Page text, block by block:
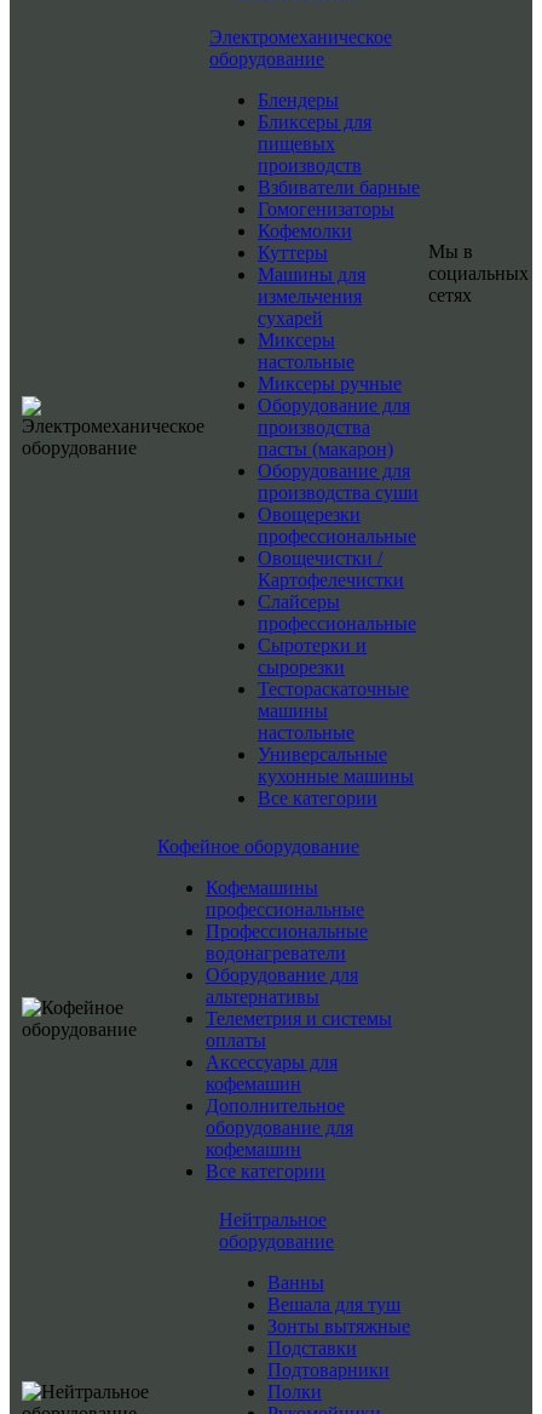
Электромеханическое
оборудование
Блендеры
Бликсеры для
пищевых
производств
Взбиватели барные
Гомогенизаторы
Кофемолки
Куттеры
Машины для
измельчения
сухарей
Миксеры
настольные
Миксеры ручные
Оборудование для
производства
пасты (макарон)
Оборудование для
производства суши
Овощерезки
профессиональные
Овощечистки /
Картофелечистки
Слайсеры
профессиональные
Сыротерки и
сырорезки
Тестораскаточные
машины
настольные
Универсальные
кухонные машины
Все категории
Кофейное оборудование
Кофемашины
профессиональные
Профессиональные
водонагреватели
Оборудование для
альтернативы
Телеметрия и системы
оплаты
Аксессуары для
кофемашин
Дополнительное
оборудование для
кофемашин
Все категории
Нейтральное
оборудование
Ванны
Вешала для туш
Зонты вытяжные
Подставки
Подтоварники
Полки
Мы в
социальных
сетях